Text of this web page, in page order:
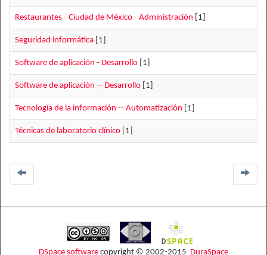
Restaurantes - Ciudad de México - Administración [1]
Seguridad informática [1]
Software de aplicación - Desarrollo [1]
Software de aplicación -- Desarrollo [1]
Tecnología de la información -- Automatización [1]
Técnicas de laboratorio clínico [1]
DSpace software copyright © 2002-2015 DuraSpace